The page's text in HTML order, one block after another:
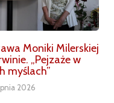
Moniki Milerskiej
„Pejzaże w
myślach”
2026